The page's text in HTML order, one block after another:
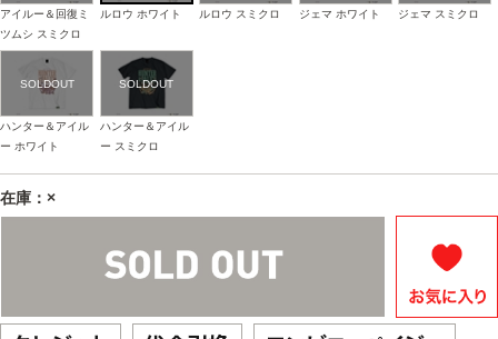
アイルー＆回復ミ
ツムシ スミクロ
ルロウ ホワイト ルロウ スミクロ ジェマ ホワイト ジェマ スミクロ
ハンター＆アイル
ー ホワイト
ハンター＆アイル
ー スミクロ
在庫：×